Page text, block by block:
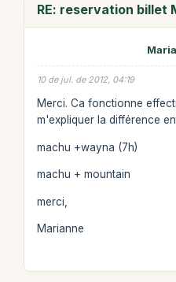
RE: reservation billet
10 de jul. de 2012, 04:19
Merci. Ca fonctionne
m'expliquer la différence
machu +wayna (7h)
machu + mountain
merci,
Marianne